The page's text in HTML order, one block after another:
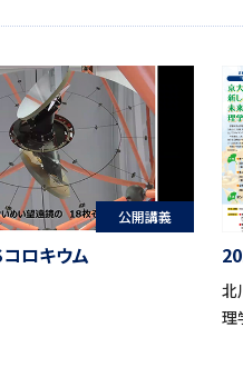
公開講義
ロキウム
北
理